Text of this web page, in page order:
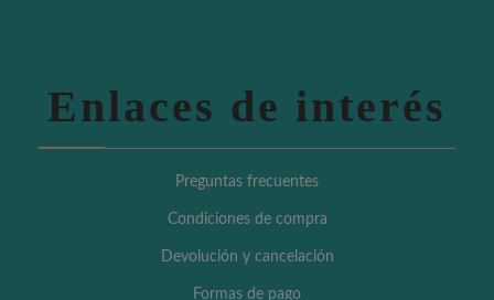
Enlaces de interés
Preguntas frecuentes
Condiciones de compra
Devolución y cancelación
Formas de pago